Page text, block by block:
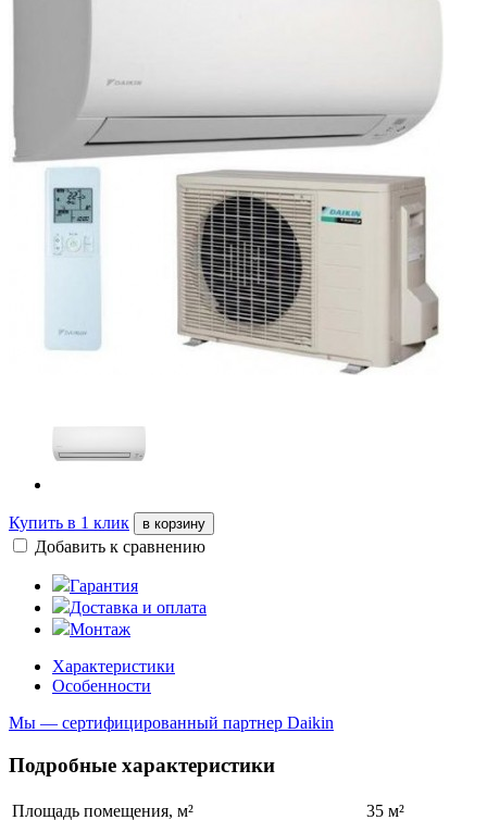
Купить в 1 клик в корзину
Добавить к сравнению
Гарантия
Доставка и оплата
Монтаж
Характеристики
Особенности
Мы — сертифицированный партнер Daikin
Подробные характеристики
Площадь помещения, м² 35 м²